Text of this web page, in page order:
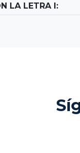
LA LETRA I: